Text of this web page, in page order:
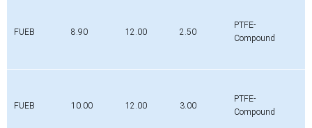
FUEB 8.90 12.00 2.50
PTFE-
Compound
FUEB 10.00 12.00 3.00
PTFE-
Compound